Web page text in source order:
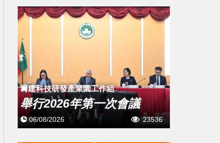
籌建科技研發產業園工作組
舉行2026年第一次會議
06/08/2026 23536